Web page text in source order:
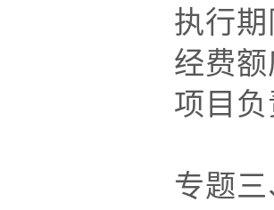
执行期
经费额度
项目负责
专题三